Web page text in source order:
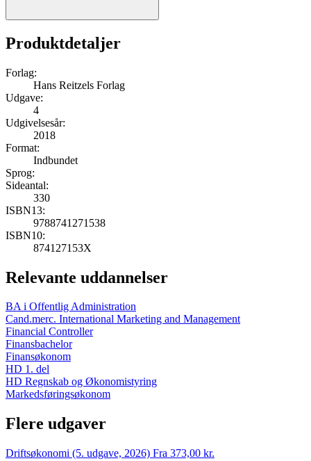
Produktdetaljer
Forlag:
Hans Reitzels Forlag
Udgave:
4
Udgivelsesår:
2018
Format:
Indbundet
Sprog:
Sideantal:
330
ISBN13:
9788741271538
ISBN10:
874127153X
Relevante uddannelser
BA i Offentlig Administration
Cand.merc. International Marketing and Management
Financial Controller
Finansbachelor
Finansøkonom
HD 1. del
HD Regnskab og Økonomistyring
Markedsføringsøkonom
Flere udgaver
Driftsøkonomi (5. udgave, 2026) Fra 373,00 kr.